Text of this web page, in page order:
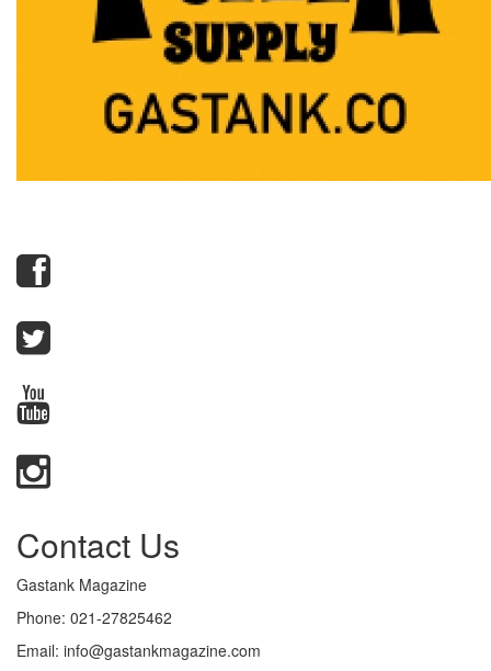
Contact Us
Gastank Magazine
Phone: 021-27825462
Email: info@gastankmagazine.com